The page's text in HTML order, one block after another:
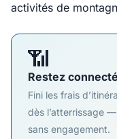
activités de
📶
Restez
Fini les frais
dès l’atterrissage
sans engagement.